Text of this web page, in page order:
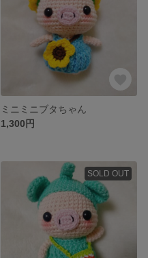
ミニミニブタちゃん
1,300円
SOLD OUT